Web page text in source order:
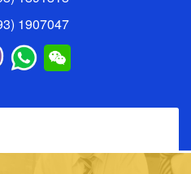
1907047